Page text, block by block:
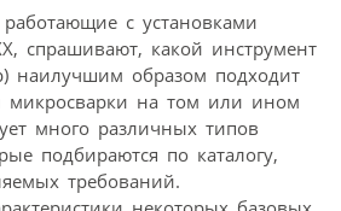
с установками
спрашивают, какой инструмент
наилучшим образом подходит
микросварки на том или ином
много различных типов
подбираются по каталогу,
требований.